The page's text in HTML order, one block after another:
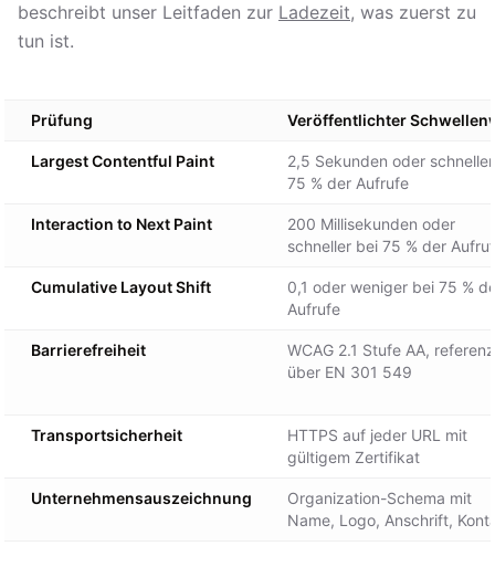
beschreibt unser Leitfaden zur Ladezeit, was zuerst zu
tun ist.
Prüfung Veröffentlichter
Largest Contentful Paint
2,5 Sekunden oder
75 % der Aufrufe
Interaction to Next Paint
200 Millisekunden oder
schneller bei 75 % der
Cumulative Layout Shift
0,1 oder weniger bei 75 %
Aufrufe
Barrierefreiheit
WCAG 2.1 Stufe AA,
über EN 301 549
Transportsicherheit
HTTPS auf jeder URL mit
gültigem Zertifikat
Unternehmensauszeichnung
Organization-Schema mit
Name, Logo, Anschrift,